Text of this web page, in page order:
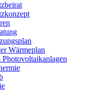
Wärmeplan
Photovoltaikanlagen